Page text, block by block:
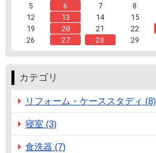
5
6 7 8
12
13 14 15
19
20 21 22
26
27 28 29
カテゴリ
リフォーム・ケーススタディ (8)
寝室 (3)
食洗器 (7)